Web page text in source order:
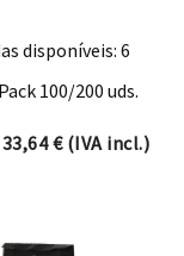
through 41,99 €
disponíveis: 6
100/200 uds.
33,64€Price range:
(IVA incl.)